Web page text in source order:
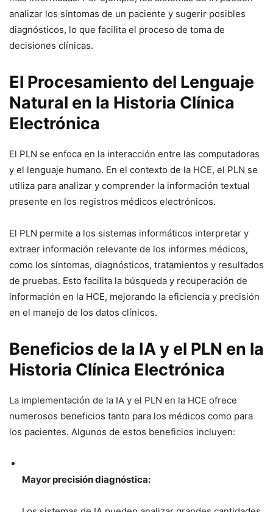
analizar los síntomas de un paciente y sugerir posibles
diagnósticos, lo que facilita el proceso de toma de
decisiones clínicas.
El Procesamiento del Lenguaje
Natural en la Historia Clínica
Electrónica
El PLN se enfoca en la interacción entre las computadoras
y el lenguaje humano. En el contexto de la HCE, el PLN se
utiliza para analizar y comprender la información textual
presente en los registros médicos electrónicos.
El PLN permite a los sistemas informáticos interpretar y
extraer información relevante de los informes médicos,
como los síntomas, diagnósticos, tratamientos y resultados
de pruebas. Esto facilita la búsqueda y recuperación de
información en la HCE, mejorando la eficiencia y precisión
en el manejo de los datos clínicos.
Beneficios de la IA y el PLN en la
Historia Clínica Electrónica
La implementación de la IA y el PLN en la HCE ofrece
numerosos beneficios tanto para los médicos como para
los pacientes. Algunos de estos beneficios incluyen:
Mayor precisión diagnóstica: